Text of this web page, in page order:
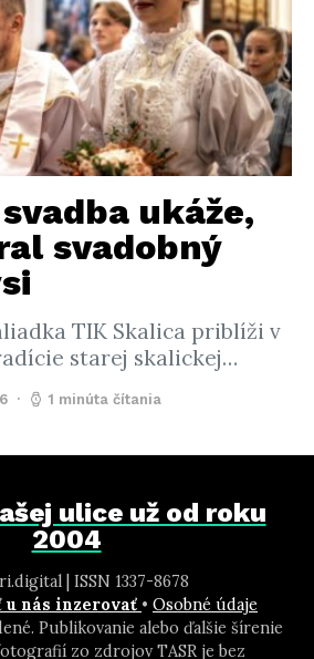
ukáže,
svadobný
TIK Skalica priblíži v
starej skalickej…
1 minúta čítania
ulice už od roku
2004
| ISSN 1337-8678
u nás inzerovať • Osobné údaje
Publikovanie alebo ďalšie šírenie
zo zdrojov TASR je bez